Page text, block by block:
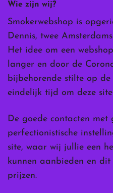
Wie zijn wij?
Smokerwebshop is
Dennis, twee
Het idee om een
langer en door de
bijbehorende stilte op
eindelijk tijd om deze
De goede contacten met
perfectionistische
site, waar wij jullie een
kunnen aanbieden en
prijzen.